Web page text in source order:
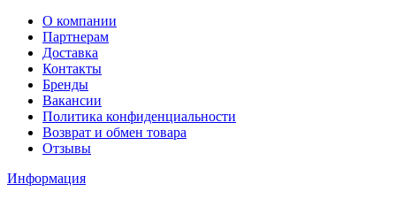
О компании
Партнерам
Доставка
Контакты
Бренды
Вакансии
Политика конфиденциальности
Возврат и обмен товара
Отзывы
Информация